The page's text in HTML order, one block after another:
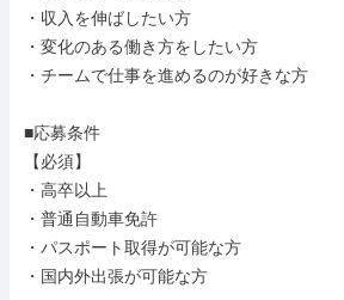
・収入を伸ばしたい方
・変化のある働き方をしたい方
・チームで仕事を進めるのが好きな方
■応募条件
【必須】
・高卒以上
・普通自動車免許
・パスポート取得が可能な方
・国内外出張が可能な方